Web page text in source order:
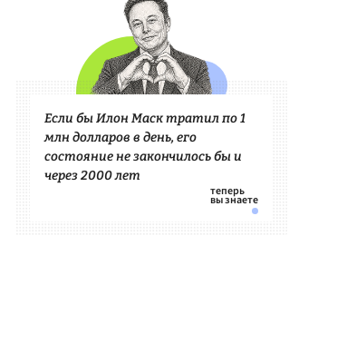
Если бы Илон Маск тратил по 1
млн долларов в день, его
состояние не закончилось бы и
через 2000 лет